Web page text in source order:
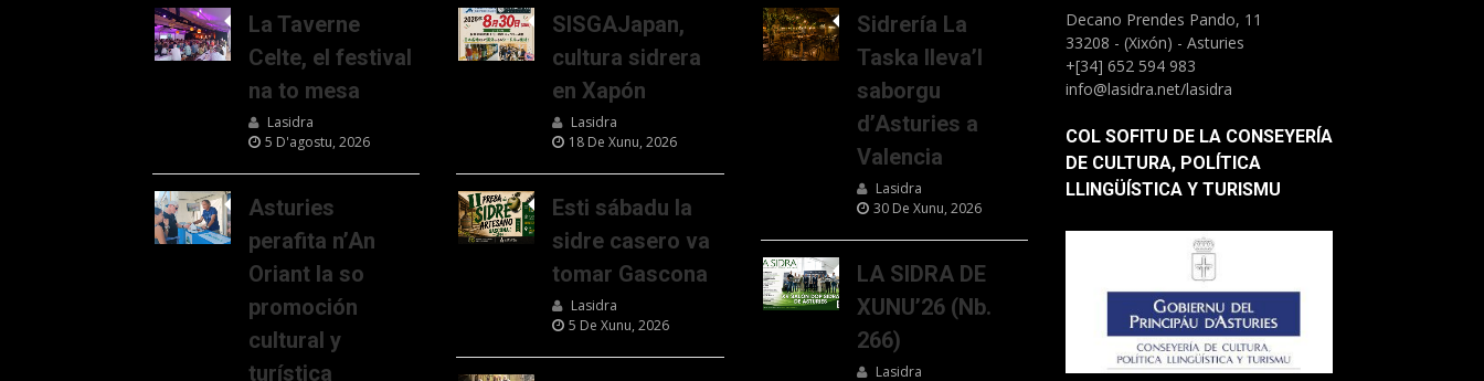
La Taverne
Celte, el festival
na to mesa
Lasidra
5 D'agostu, 2026
Asturies
perafita n’An
Oriant la so
promoción
cultural y
turística
SISGAJapan,
cultura sidrera
en Xapón
Lasidra
18 De Xunu, 2026
Esti sábadu la
sidre casero va
tomar Gascona
Lasidra
5 De Xunu, 2026
Sidrería La
Taska lleva’l
saborgu
d’Asturies a
Valencia
Lasidra
30 De Xunu, 2026
LA SIDRA DE
XUNU’26 (Nb.
266)
Lasidra
Decano Prendes Pando, 11
33208 - (Xixón) - Asturies
+[34] 652 594 983
info@lasidra.net/lasidra
COL SOFITU DE LA CONSEYERÍA
DE CULTURA, POLÍTICA
LLINGÜÍSTICA Y TURISMU